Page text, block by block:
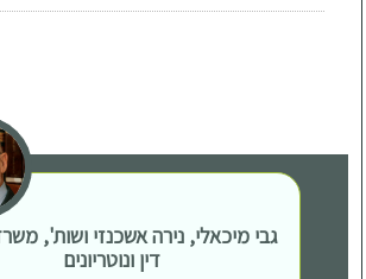
גבי מיכאלי, נירה אשכנזי ושות',
דין ונוטריונים